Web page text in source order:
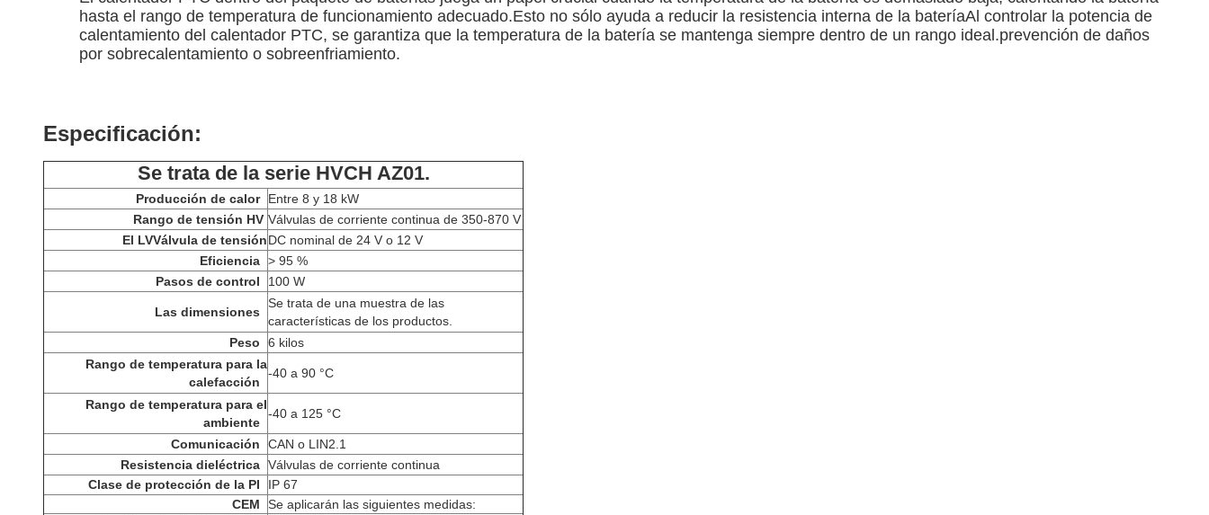
hasta el rango de temperatura de funcionamiento adecuado.Esto no sólo ayuda a reducir la resistencia interna de la bateríaAl controlar la potencia de
calentamiento del calentador PTC, se garantiza que la temperatura de la batería se mantenga siempre dentro de un rango ideal.prevención de daños
por sobrecalentamiento o sobreenfriamiento.
Especificación:
Se trata de la serie HVCH AZ01.
Producción de calor
Entre 8 y 18 kW
Rango de tensión HV Válvulas de corriente continua de 350-870 V
El LVVálvula de tensiónDC nominal de 24 V o 12 V
Eficiencia > 95 %
Pasos de control
100 W
Las dimensiones
Se trata de una muestra de las
características de los productos.
Peso
6 kilos
Rango de temperatura para la
calefacción
-40 a 90 °C
Rango de temperatura para el
ambiente
-40 a 125 °C
Comunicación
CAN o LIN2.1
Resistencia dieléctrica Válvulas de corriente continua
Clase de protección de la PI
IP 67
CEM
Se aplicarán las siguientes medidas: